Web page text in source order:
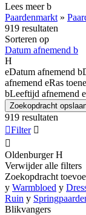
Lees meerb
Paardenmarkt »
919 resultaten
Sorteren op
Datum afnemend b
H
eDatum afnemend b
afnemend eRas
bLeeftijd afnemend e
Zoekopdracht
919 resultaten
Filter 

Oldenburger H
Verwijder alle filters
Zoekopdracht
y Warmbloed y
Ruin y
Blikvangers